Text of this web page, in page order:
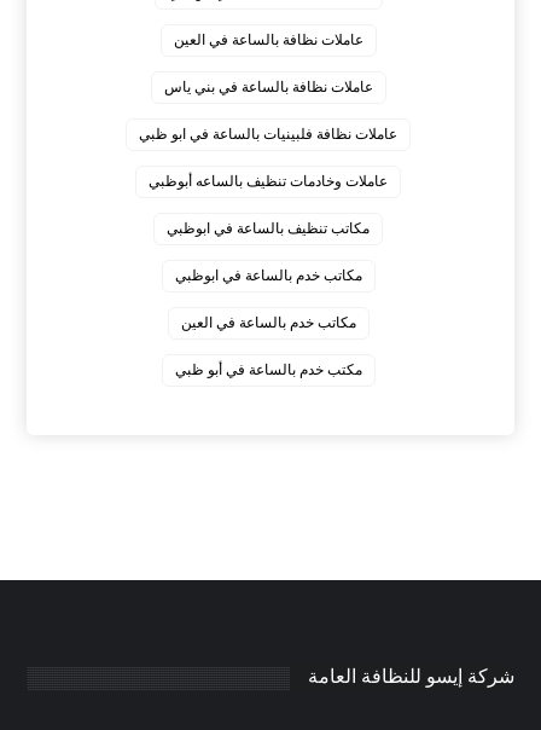
عاملات نظافة بالساعة في العين
عاملات نظافة بالساعة في بني ياس
عاملات نظافة فلبينيات بالساعة في ابو ظبي
عاملات وخادمات تنظيف بالساعه أبوظبي
مكاتب تنظيف بالساعة في ابوظبي
مكاتب خدم بالساعة في ابوظبي
مكاتب خدم بالساعة في العين
مكتب خدم بالساعة في أبو ظبي
شركة إيسو للنظافة العامة